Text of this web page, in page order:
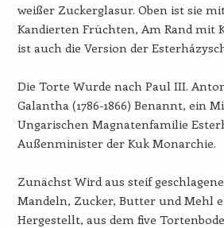
weißer Zuckerglasur. Oben ist sie
Kandierten Früchten, Am Rand mit
ist auch die Version der
Die Torte Wurde nach Paul III.
Galantha (1786-1866) Benannt, ein
Ungarischen Magnatenfamilie
Außenminister der Kuk Monarchie.
Zunächst Wird aus steif
Mandeln, Zucker, Butter und Mehl
Hergestellt, aus dem five